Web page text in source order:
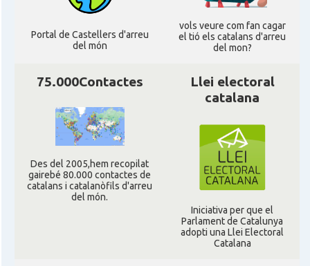
Consolat general a Paris
Consolat general a Perpinyà
Consolat Consolat general a Strasbourg
Consolat Consolat general a Toulouse
Ambaixada espanyola a França
* + ambaixades i consolats
Portal de Castellers d'arreu
del món
vols veure com fan cagar
el tió els catalans d'arreu
del mon?
75.000Contactes
Des del 2005,hem recopilat
gairebé 80.000 contactes de
catalans i catalanòfils d'arreu
del món.
Llei electoral
catalana
Iniciativa per que el
Parlament de Catalunya
adopti una Llei Electoral
Catalana